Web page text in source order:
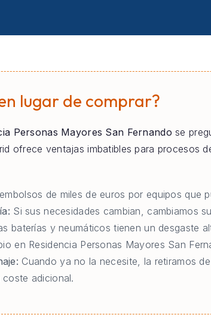
lugar de comprar?
Personas Mayores San Fernando se
ofrece ventajas imbatibles para procesos
de miles de euros por equipos que
Si sus necesidades cambian, cambiamos
baterías y neumáticos tienen un desgaste
en Residencia Personas Mayores San
Cuando ya no la necesite, la retiramos
adicional.